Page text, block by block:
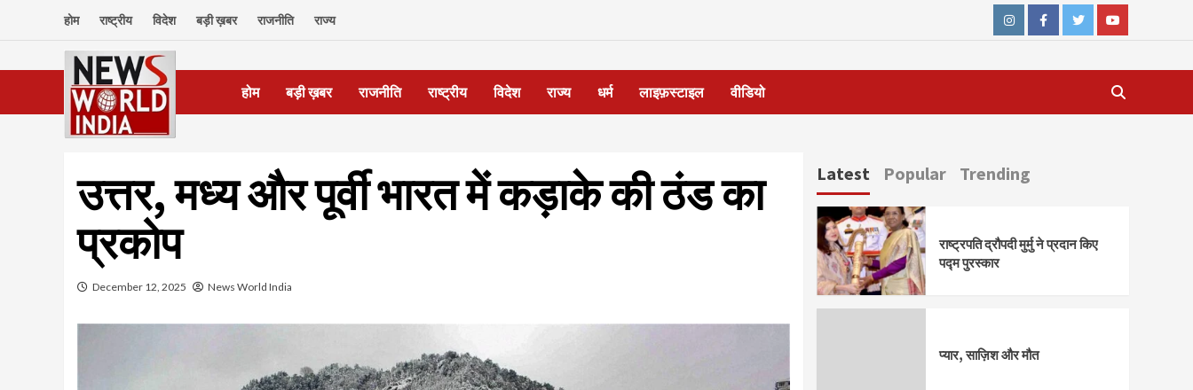
होम राष्ट्रीय विदेश बड़ी ख़बर राजनीति राज्य
InstagramFacebookTwitterYoutube
होम बड़ी ख़बर राजनीति राष्ट्रीय विदेश राज्य धर्म लाइफ़स्टाइल वीडियो
उत्तर, मध्य और पूर्वी भारत में कड़ाके की ठंड का
प्रकोप
December 12, 2025 News World India
Latest Popular Trending
राष्ट्रपति द्रौपदी मुर्मु ने प्रदान किए
पद्म पुरस्कार
प्यार, साज़िश और मौत